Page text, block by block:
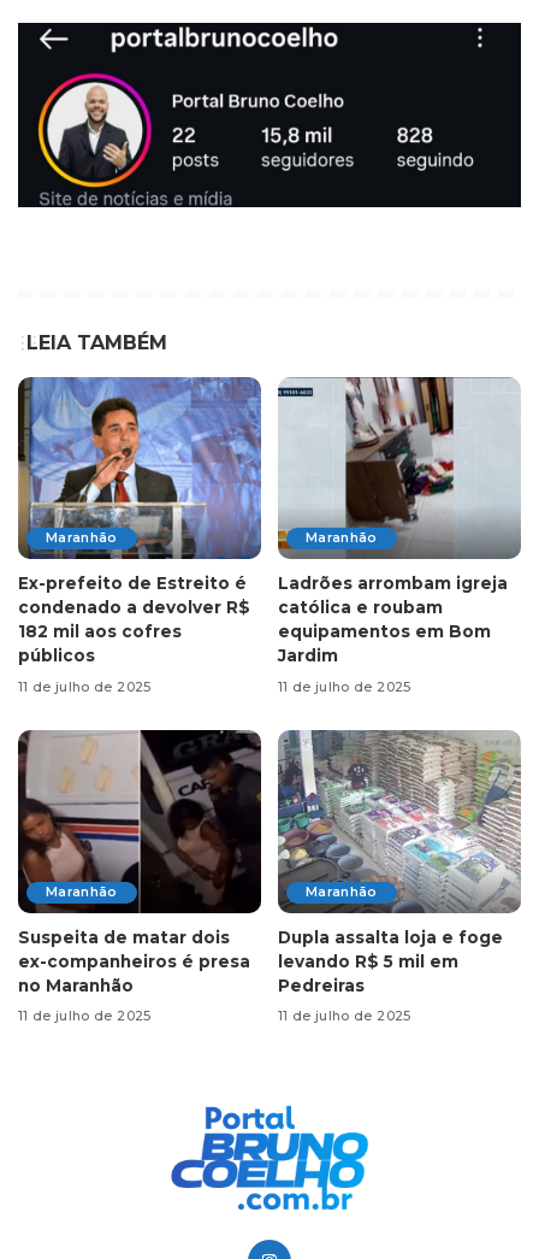
LEIA TAMBÉM
Maranhão
Ex-prefeito de Estreito é
condenado a devolver R$
182 mil aos cofres
públicos
11 de julho de 2025
Maranhão
Ladrões arrombam igreja
católica e roubam
equipamentos em Bom
Jardim
11 de julho de 2025
Maranhão
Suspeita de matar dois
ex-companheiros é presa
no Maranhão
11 de julho de 2025
Maranhão
Dupla assalta loja e foge
levando R$ 5 mil em
Pedreiras
11 de julho de 2025